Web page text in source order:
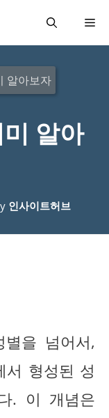
메
알아보자
알아
인사이트허브
을 넘어서,
서 형성된 성
. 이 개념은